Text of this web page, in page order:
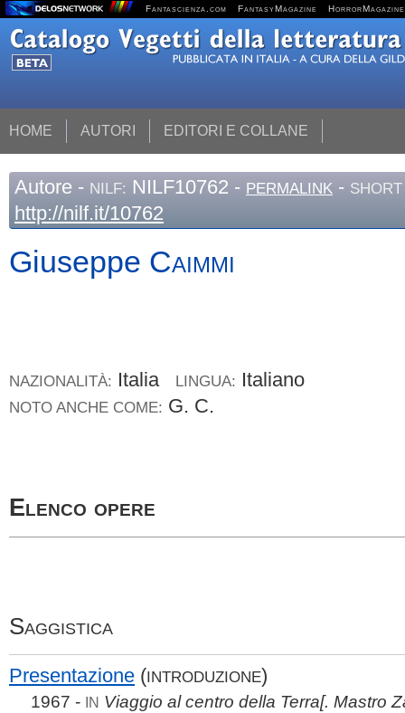
Fantascienza.com FantasyMagazine HorrorMagazine
HOME AUTORI EDITORI E COLLANE
Autore - NILF: NILF10762 - PERMALINK -
http://nilf.it/10762
Giuseppe Caimmi
NAZIONALITÀ: Italia LINGUA: Italiano
NOTO ANCHE COME: G. C.
Elenco opere
Saggistica
Presentazione (INTRODUZIONE)
1967 - IN Viaggio al centro della Terra[. Mastro